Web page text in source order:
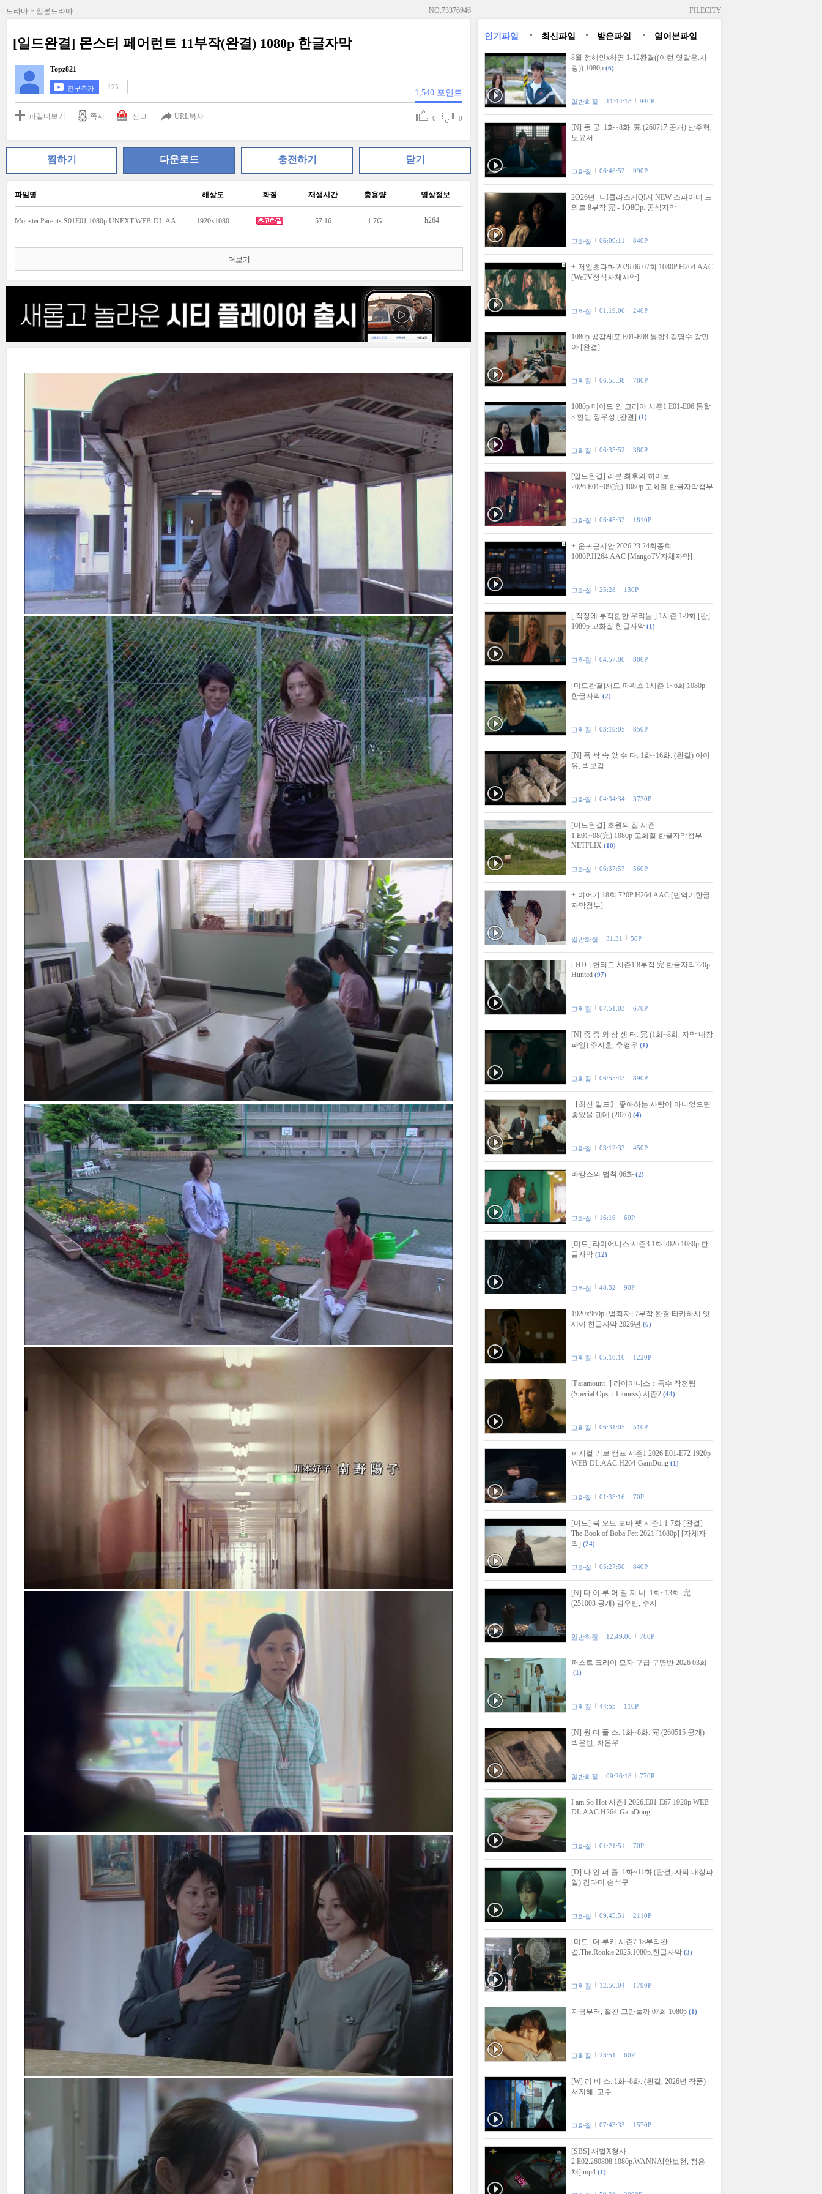
드라마 > 일본드라마 NO.73376946
[일드완결] 몬스터 페어런트 11부작(완결) 1080p 한글자막
Topz821
친구추가 125
1,540 포인트
파일더보기 쪽지 신고 URL복사 0 0
찜하기 다운로드 충전하기 닫기
파일명 해상도 화질 재생시간 총용량 영상정보
Monster.Parents.S01E01.1080p.UNEXT.WEB-DL.AAC2.0.H264.mkv 1920x1080 57:16 1.7G h264
더보기
FILECITY
인기파일 최신파일 받은파일 열어본파일
8월 정해인x하영 1-12완결((이런.엿같은.사
랑)) 1080p (6)
일반화질 11:44:18 940P
[N] 동 궁. 1화~8화. 完 (260717 공개) 남주혁,
노윤서
고화질 06:46:52 990P
2O26년. ㄴI콜라스케QI지 NEW 스파이더 느
와르 8부작 完 - 1O8Op. 공식자막
고화질 06:09:11 840P
+-저일초과화 2026 06.07회 1080P.H264.AAC
[WeTV정식자체자막]
고화질 01:19:06 240P
1080p 공감세포 E01-E08 통합3 김명수 강민
아 [완결]
고화질 06:55:38 780P
1080p 메이드 인 코리아 시즌1 E01-E06 통합
3 현빈 정우성 [완결] (1)
고화질 06:35:52 380P
[일드완결] 리본 최후의 히어로
2026.E01~09(完).1080p 고화질 한글자막첨부
고화질 06:45:32 1810P
+-운귀근시안 2026 23.24최종회
1080P.H264.AAC [MangoTV자체자막]
고화질 25:28 130P
[ 직장에 부적합한 우리들 ] 1시즌 1-9화 [완]
1080p 고화질 한글자막 (1)
고화질 04:57:00 880P
[미드완결]채드 파워스.1시즌.1~6화.1080p.
한글자막 (2)
고화질 03:19:05 850P
[N] 폭 싹 속 았 수 다. 1화~16화. (완결) 아이
유, 박보검
고화질 04:34:34 3730P
[미드완결] 초원의 집 시즌
1.E01~08(完).1080p 고화질 한글자막첨부
NETFLIX (10)
고화질 06:37:57 560P
+-야어기 18회 720P.H264.AAC [번역기한글
자막첨부]
일반화질 31:31 50P
[ HD ] 헌티드 시즌1 8부작 完 한글자막720p
Hunted (97)
고화질 07:51:03 670P
[N] 중 증 외 상 센 터. 完 (1화~8화, 자막 내장
파일) 주지훈, 추영우 (1)
고화질 06:55:43 890P
【최신 일드】 좋아하는 사람이 아니었으면
좋았을 텐데 (2026) (4)
고화질 03:12:33 450P
바캉스의 법칙 06화 (2)
고화질 16:16 60P
[미드] 라이어니스 시즌3 1화.2026.1080p.한
글자막 (12)
고화질 48:32 90P
1920x960p [범죄자] 7부작 완결 타카하시 잇
세이 한글자막 2026년 (6)
고화질 05:18:16 1220P
[Paramount+] 라이어니스：특수 작전팀
(Special Ops：Lioness) 시즌2 (44)
고화질 06:31:05 510P
피지컬 러브 캠프 시즌1 2026 E01-E72 1920p
WEB-DL.AAC.H264-GamDong (1)
고화질 01:33:16 70P
[미드] 북 오브 보바 펫 시즌1 1-7화 [완결]
The Book of Boba Fett 2021 [1080p] [자체자
막] (24)
고화질 05:27:50 840P
[N] 다 이 루 어 질 지 니. 1화~13화. 完
(251003 공개) 김우빈, 수지
일반화질 12:49:06 760P
퍼스트 크라이 모자 구급 구명반 2026 03화
(1)
고화질 44:55 110P
[N] 원 더 풀 스. 1화~8화. 完 (260515 공개)
박은빈, 차은우
일반화질 09:26:18 770P
I am So Hot 시즌1.2026.E01-E67.1920p.WEB-
DL.AAC.H264-GamDong
고화질 01:21:51 70P
[D] 나 인 퍼 즐. 1화~11화 (완결, 자막 내장파
일) 김다미 손석구
고화질 09:45:51 2110P
[미드] 더 루키 시즌7.18부작완
결.The.Rookie.2025.1080p.한글자막 (3)
고화질 12:50:04 1790P
지금부터, 절친 그만둘까 07화 1080p (1)
고화질 23:51 60P
[W] 리 버 스. 1화~8화. (완결, 2026년 작품)
서지혜, 고수
고화질 07:43:33 1570P
[SBS] 재벌X형사
2.E02.260808.1080p.WANNA[안보현, 정은
채].mp4 (1)